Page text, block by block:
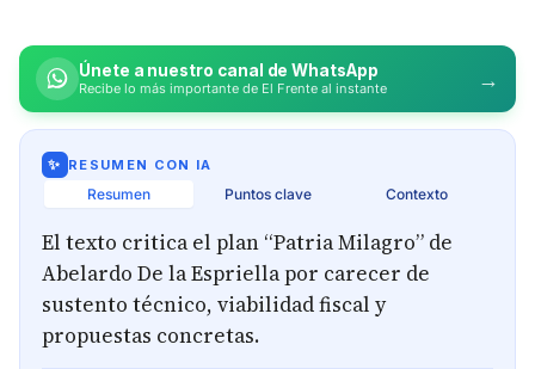
Únete a nuestro canal de WhatsApp
Recibe lo más importante de El Frente al instante →
✨ RESUMEN CON IA
Resumen Puntos clave Contexto
El texto critica el plan “Patria Milagro” de
Abelardo De la Espriella por carecer de
sustento técnico, viabilidad fiscal y
propuestas concretas.